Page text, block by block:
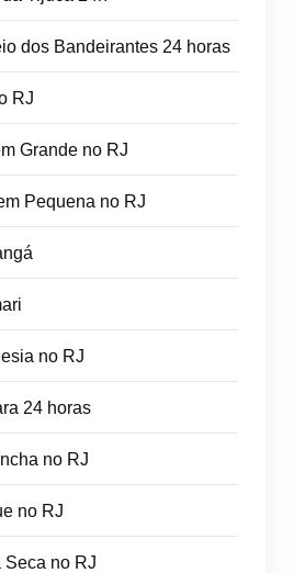
dos Bandeirantes 24 horas
RJ
Grande no RJ
Pequena no RJ
no RJ
24 horas
no RJ
no RJ
Seca no RJ